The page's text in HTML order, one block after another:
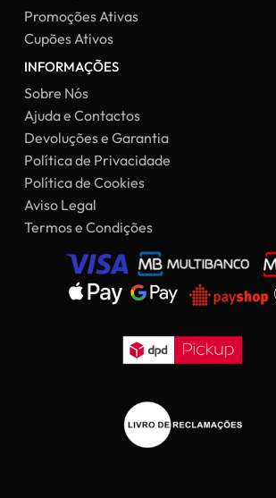
Ver Carrinho
Promoções Ativas
Cupões Ativos
INFORMAÇÕES
Sobre Nós
Ajuda e Contactos
Devoluções e Garantia
Política de Privacidade
Política de Cookies
Aviso Legal
Termos e Condições